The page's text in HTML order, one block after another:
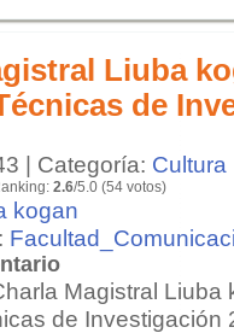
Liuba
de
| Categoría: Cultura
2.6/5.0 (54 votos)
kogan
Magistral Liuba
de Investigación